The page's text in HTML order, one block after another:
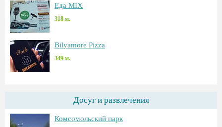
Еда MIX
318 м.
Bilyamore Pizza
349 м.
Досуг и развлечения
Комсомольский парк